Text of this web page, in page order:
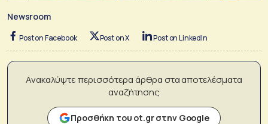
Newsroom
Post on Facebook Post on X Post on LinkedIn
Ανακαλύψτε περισσότερα άρθρα στα αποτελέσματα
αναζήτησης
Προσθήκη του ot.gr στην Google